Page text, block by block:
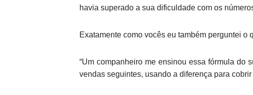
havia superado a sua dificuldade com os
Exatamente como vocês eu também perguntei
“Um companheiro me ensinou essa fórmula do
vendas seguintes, usando a diferença para cobrir